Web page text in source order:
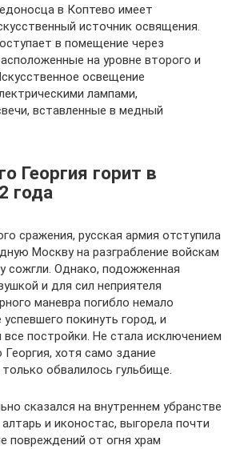
в Коптево имеет
источник освящения.
в помещение через
на уровне второго и
освещение
лампами,
вставленные в медный
Георгия горит в
года
сражения, русская армия отступила
Москву на разграбление войскам
сожгли. Однако, подожженная
и для сил неприятеля
маневра погибло немало
покинуть город, и
постройки. Не стала исключением
Георгия, хотя само здание
обвалилось гульбище.
сказался на внутреннем убранстве
и иконостас, выгорела почти
повреждений от огня храм